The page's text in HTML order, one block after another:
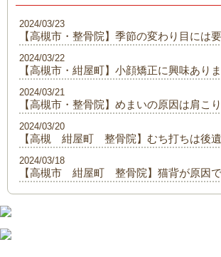
【高槻市・整骨院】季節の変わり目には
2024/03/23
【高槻市・紺屋町】小顔矯正に興味あり
2024/03/22
【高槻市・整骨院】めまいの原因は肩こり
2024/03/21
【高槻 紺屋町 整骨院】むち打ちは後
2024/03/20
【高槻市 紺屋町 整骨院】猫背が原因で
2024/03/18